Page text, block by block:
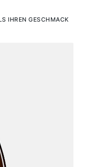
IHREN GESCHMACK